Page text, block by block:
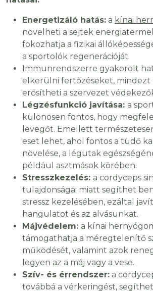
Energetizáló hatás: a kínai
növelheti a sejtek
fokozhatja a fizikai
a sportolók regenerációját.
Immunrendszerre gyakorolt
elkerülni fertőzéseket, mindezt
erősítheti a szervezet
Légzésfunkció javítása: a
különösen fontos, hogy
levegőt. Emellett
eset lehet, ahol fontos a tüdő
növelése, a légutak
például asztmások körében.
Stresszkezelés: a cordyceps
tulajdonságai miatt segíthet
stressz kezelésében, ezáltal
hangulatot és az alvásunkat.
Májvédelem: a kínai
támogathatja a méregtelenítő
működését, valamint azok
legyen az a máj vagy a vese.
Szív- és érrendszer: a
továbbá a vérkeringést,